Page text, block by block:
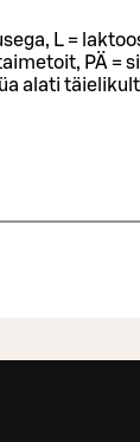
L =
PÄ =
alati